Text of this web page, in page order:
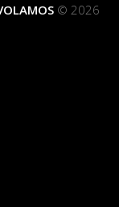
© 2026